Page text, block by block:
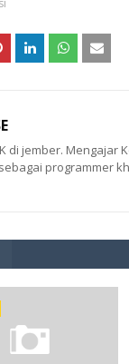
di jember. Mengajar
programmer